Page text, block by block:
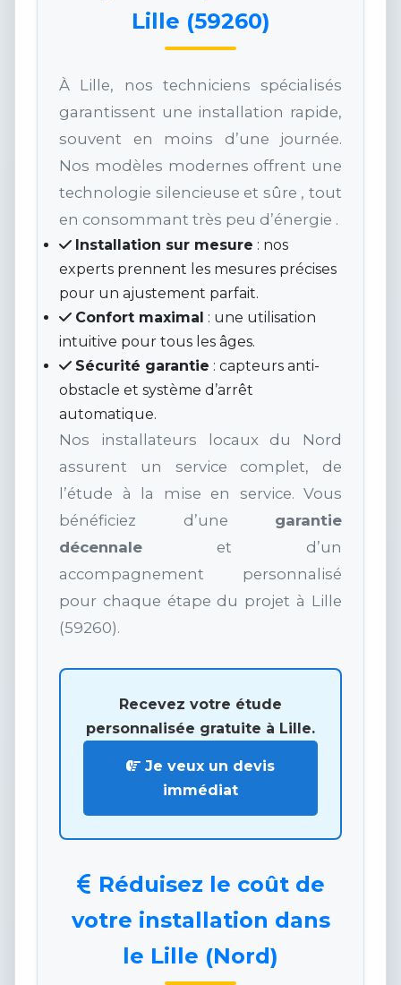
Lille (59260)
À Lille, nos techniciens spécialisés
garantissent une installation rapide,
souvent en moins d’une journée.
Nos modèles modernes offrent une
technologie silencieuse et sûre , tout
en consommant très peu d’énergie .
Installation sur mesure : nos
experts prennent les mesures précises
pour un ajustement parfait.
Confort maximal : une utilisation
intuitive pour tous les âges.
Sécurité garantie : capteurs anti-
obstacle et système d’arrêt
automatique.
Nos installateurs locaux du Nord
assurent un service complet, de
l’étude à la mise en service. Vous
bénéficiez d’une garantie
décennale et d’un
accompagnement personnalisé
pour chaque étape du projet à Lille
(59260).
Recevez votre étude
personnalisée gratuite à Lille.
Je veux un devis
immédiat
Réduisez le coût de
votre installation dans
le Lille (Nord)